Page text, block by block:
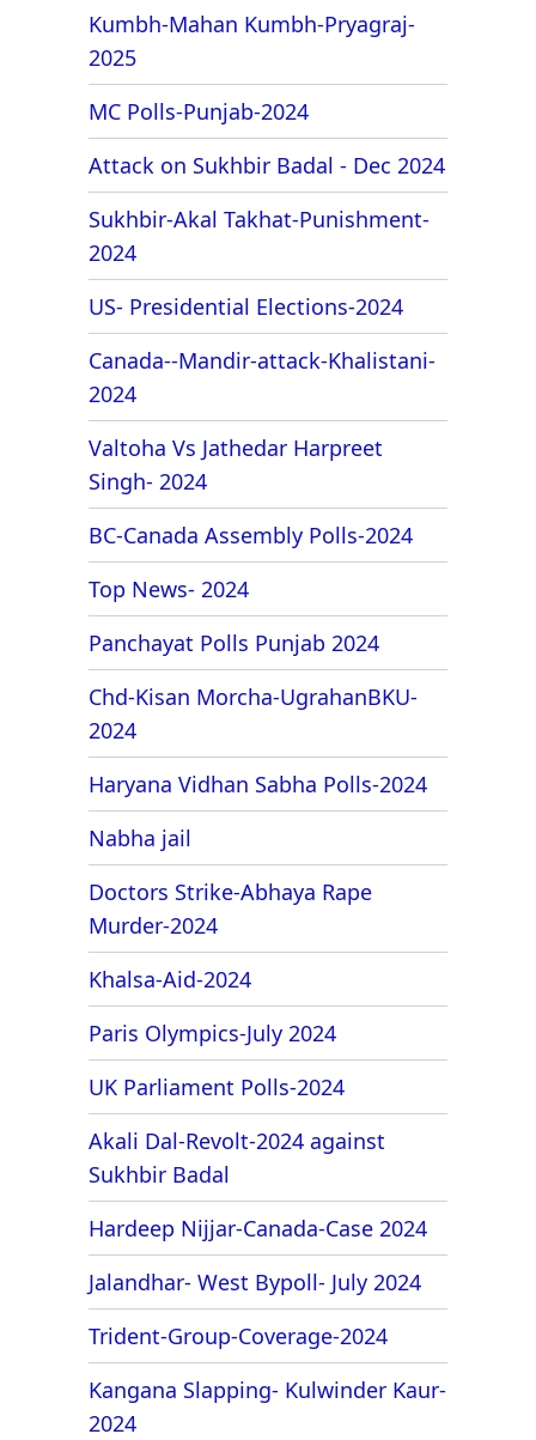
Kumbh-Mahan Kumbh-Pryagraj-
2025
MC Polls-Punjab-2024
Attack on Sukhbir Badal - Dec 2024
Sukhbir-Akal Takhat-Punishment-
2024
US- Presidential Elections-2024
Canada--Mandir-attack-Khalistani-
2024
Valtoha Vs Jathedar Harpreet
Singh- 2024
BC-Canada Assembly Polls-2024
Top News- 2024
Panchayat Polls Punjab 2024
Chd-Kisan Morcha-UgrahanBKU-
2024
Haryana Vidhan Sabha Polls-2024
Nabha jail
Doctors Strike-Abhaya Rape
Murder-2024
Khalsa-Aid-2024
Paris Olympics-July 2024
UK Parliament Polls-2024
Akali Dal-Revolt-2024 against
Sukhbir Badal
Hardeep Nijjar-Canada-Case 2024
Jalandhar- West Bypoll- July 2024
Trident-Group-Coverage-2024
Kangana Slapping- Kulwinder Kaur-
2024